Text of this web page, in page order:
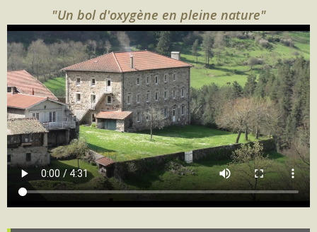
"Un bol d'oxygène en pleine nature"